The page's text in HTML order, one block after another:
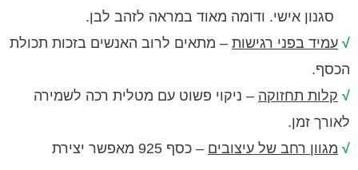
אישי. ודומה מאוד במראה לזהב לבן.
בפני רגישות – מתאים לרוב האנשים בזכות תכולת
תחזוקה– ניקוי פשוט עם מטלית רכה לשמירה
זמן.
רחב של עיצובים
– כסף 925 מאפשר יצירת